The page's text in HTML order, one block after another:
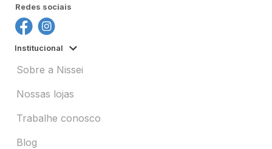
Redes sociais
Institucional
Sobre a Nissei
Nossas lojas
Trabalhe conosco
Blog